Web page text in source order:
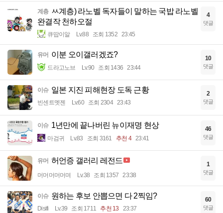
계층 ㅆ계층) 라노벨 독자들이 말하는 국밥 라노벨
완결작 천하오절
큐땁이알 Lv.88 조회 1352 23:45
4
댓글
유머 이분 오이갤러겠죠?
드라고노브 Lv.90 조회 1436 23:44
10
댓글
이슈 일본 지진 피해현장 도독 근황
빈센트멧젠 Lv.60 조회 2304 23:43
2
댓글
이슈 1년만에 끝나버린 뉴이재명 현상
마검귀 Lv.83 조회 3161 추천 4 23:41
46
댓글
유머 허언증 갤러리 레전드
머머머머머며 Lv.38 조회 1357 23:38
1
댓글
이슈 원하는 후보 안뽑으면 다 2찍임?
Disifi Lv.39 조회 1711 추천 13 23:37
60
댓글